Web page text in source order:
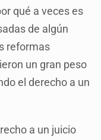
qué a veces es
de algún
reformas
un gran peso
el derecho a un
a un juicio